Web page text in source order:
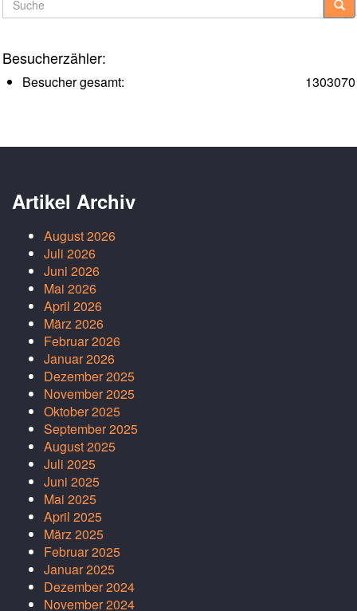
Besucherzähler:
1303070
Besucher gesamt:
Artikel Archiv
August 2026
Juli 2026
Juni 2026
Mai 2026
April 2026
März 2026
Februar 2026
Januar 2026
Dezember 2025
November 2025
Oktober 2025
September 2025
August 2025
Juli 2025
Juni 2025
Mai 2025
April 2025
März 2025
Februar 2025
Januar 2025
Dezember 2024
November 2024